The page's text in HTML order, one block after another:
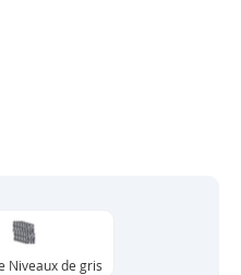
Niveaux de gris